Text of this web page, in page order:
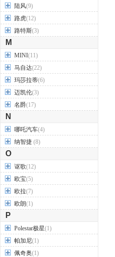
陆风(9)
路虎(12)
路特斯(3)
M
MINI(11)
马自达(22)
玛莎拉蒂(6)
迈凯伦(3)
名爵(17)
N
哪吒汽车(4)
纳智捷 (8)
O
讴歌(12)
欧宝(5)
欧拉(7)
欧朗(1)
P
Polestar极星(1)
帕加尼(1)
佩奇奥(1)